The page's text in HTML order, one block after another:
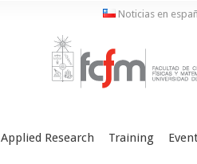
Applied Research Training
Noticias en